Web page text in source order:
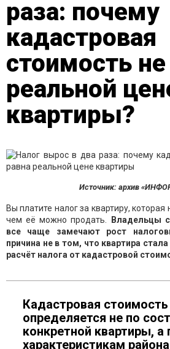
раза: почему
кадастровая
стоимость
реальной
квартиры?
Источник: архив
Вы платите налог за квартиру,
чем её можно продать.
Владельцы
все чаще замечают рост
причина не в том, что квартира
расчёт налога от кадастровой
Кадастровая стоимость
определяется не по
конкретной квартиры, а
характеристикам